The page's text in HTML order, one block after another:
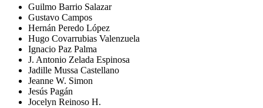
Guilmo Barrio Salazar
Gustavo Campos
Hernán Peredo López
Hugo Covarrubias Valenzuela
Ignacio Paz Palma
J. Antonio Zelada Espinosa
Jadille Mussa Castellano
Jeanne W. Simon
Jesús Pagán
Jocelyn Reinoso H.